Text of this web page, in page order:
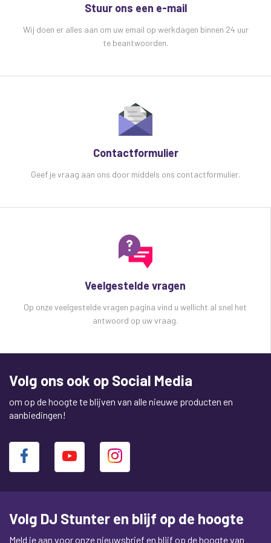
Stuur ons een e-mail
Wij doen er alles aan om uw email op werkdagen binnen 24 uur
te beantwoorden.
Contactformulier
Geef je vraag aan ons door middels ons contactformulier.
Veelgestelde vragen
Op onze veelgestelde vragen pagina vind u wellicht al snel het
antwoord op uw vraag.
Volg ons ook op Social Media
om op de hoogte te blijven van alle nieuwe producten en
aanbiedingen!
Volg DJ Stunter en blijf op de hoogte
Meld je aan voor onze nieuwsbrief en blijf op de hoogte van